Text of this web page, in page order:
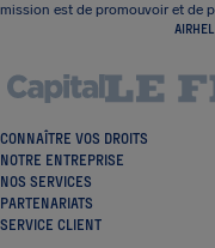
mission est de promouvoir et de
CONNAÎTRE VOS DROITS
NOTRE ENTREPRISE
NOS SERVICES
PARTENARIATS
SERVICE CLIENT